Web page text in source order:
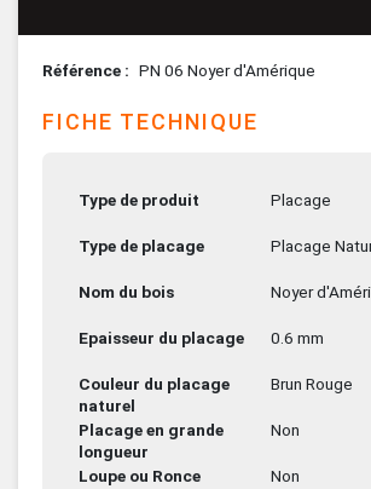
Référence PN 06 Noyer d'Amérique
FICHE TECHNIQUE
Type de produit Placage
Type de placage Placage
Nom du bois Noyer
Epaisseur du placage 0.6 mm
Couleur du placage
naturel
Brun Rouge
Placage en grande
longueur
Non
Loupe ou Ronce Non